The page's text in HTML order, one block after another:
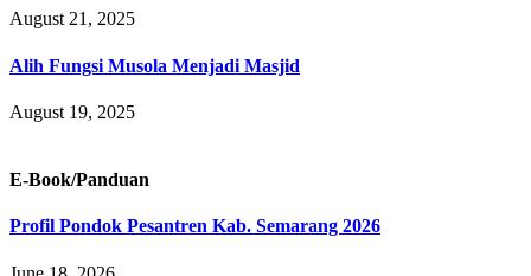
August 21, 2025
Alih Fungsi Musola Menjadi Masjid
August 19, 2025
E-Book/Panduan
Profil Pondok Pesantren Kab. Semarang 2026